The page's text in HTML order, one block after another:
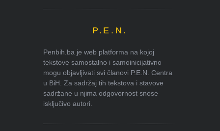
P.E.N.
Penbih.ba je web platforma na kojoj
tekstove samostalno i samoinicijativno
mogu objavljivati svi članovi P.E.N. Centra
u BiH. Za sadržaj tih tekstova i stavove
sadržane u njima odgovornost snose
isključivo autori.